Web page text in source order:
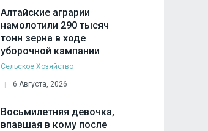
Алтайские аграрии
намолотили 290 тысяч
тонн зерна в ходе
уборочной кампании
Сельское Хозяйство
6 Августа, 2026
Восьмилетняя девочка,
впавшая в кому после